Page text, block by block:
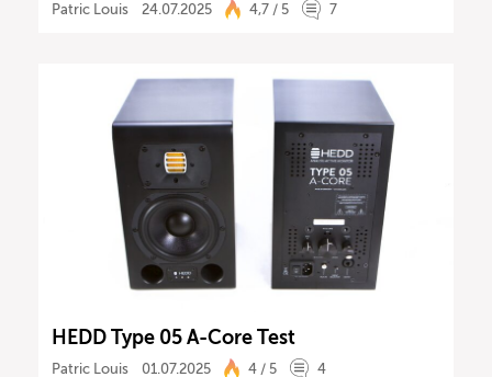
Patric Louis 24.07.2025 4,7 / 5 7
HEDD Type 05 A-Core Test
Patric Louis 01.07.2025 4 / 5 4